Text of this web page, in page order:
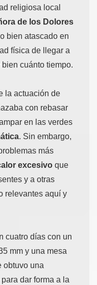
religiosa local
de los Dolores
bien atascado en
física de llegar a
cuánto tiempo.
la actuación de
con rebasar
en las verdes
. Sin embargo,
más
excesivo que
y a otras
relevantes aquí y
cuatro días con un
mm y una mesa
obtuvo una
dar forma a la